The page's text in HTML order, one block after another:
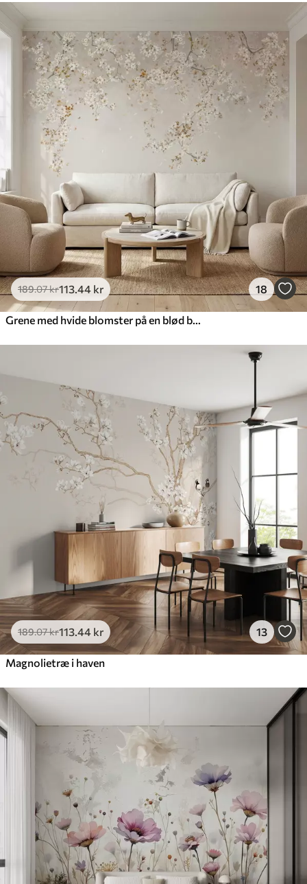
189.07kr113 .44 kr 18
189.07kr113 .44 kr 13
Magnolietræ i haven